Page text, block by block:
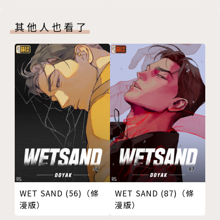
其他人也看了
WET SAND (56)（條
漫版）
WET SAND (87)（條
漫版）